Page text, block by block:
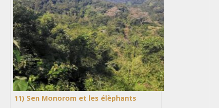
11) Sen Monorom et les élèphants